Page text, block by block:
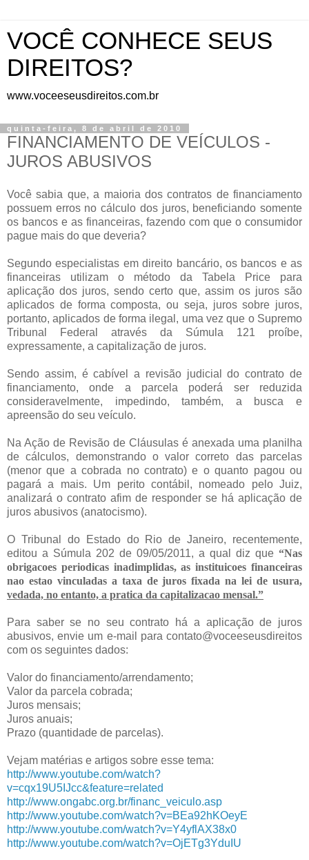
VOCÊ CONHECE SEUS
DIREITOS?
www.voceeseusdireitos.com.br
quinta-feira, 8 de abril de 2010
FINANCIAMENTO DE VEÍCULOS -
JUROS ABUSIVOS
Você sabia que, a maioria dos contratos de financiamento
possuem erros no cálculo dos juros, beneficiando somente
os bancos e as financeiras, fazendo com que o consumidor
pague mais do que deveria?
Segundo especialistas em direito bancário, os bancos e as
financeiras utilizam o método da Tabela Price para
aplicação dos juros, sendo certo que, assim os juros são
aplicados de forma composta, ou seja, juros sobre juros,
portanto, aplicados de forma ilegal, uma vez que o Supremo
Tribunal Federal através da Súmula 121 proíbe,
expressamente, a capitalização de juros.
Sendo assim, é cabível a revisão judicial do contrato de
financiamento, onde a parcela poderá ser reduzida
consideravelmente, impedindo, também, a busca e
apreensão do seu veículo.
Na Ação de Revisão de Cláusulas é anexada uma planilha
de cálculos, demonstrando o valor correto das parcelas
(menor que a cobrada no contrato) e o quanto pagou ou
pagará a mais. Um perito contábil, nomeado pelo Juiz,
analizará o contrato afim de responder se há aplicação de
juros abusivos (anatocismo).
O Tribunal do Estado do Rio de Janeiro, recentemente,
editou a Súmula 202 de 09/05/2011, a qual diz que “Nas
obrigacoes periodicas inadimplidas, as instituicoes financeiras
nao estao vinculadas a taxa de juros fixada na lei de usura,
vedada, no entanto, a pratica da capitalizacao mensal.”
Para saber se no seu contrato há a aplicação de juros
abusivos, envie um e-mail para contato@voceeseusdireitos
com os seguintes dados:
Valor do financiamento/arrendamento;
Valor da parcela cobrada;
Juros mensais;
Juros anuais;
Prazo (quantidade de parcelas).
Vejam matérias e artigos sobre esse tema:
http://www.youtube.com/watch?
v=cqx19U5IJcc&feature=related
http://www.ongabc.org.br/financ_veiculo.asp
http://www.youtube.com/watch?v=BEa92hKOeyE
http://www.youtube.com/watch?v=Y4yflAX38x0
http://www.youtube.com/watch?v=OjETg3YduIU